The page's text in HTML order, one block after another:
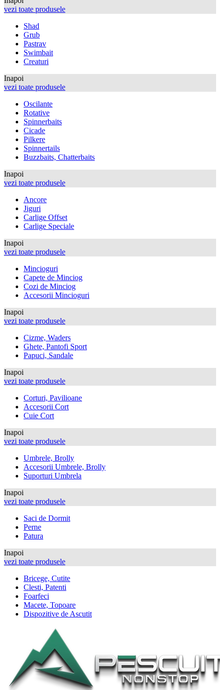
vezi toate produsele
Shad
Grub
Pastrav
Swimbait
Creaturi
Inapoi
vezi toate produsele
Oscilante
Rotative
Spinnerbaits
Cicade
Pilkere
Spinnertails
Buzzbaits, Chatterbaits
Inapoi
vezi toate produsele
Ancore
Jiguri
Carlige Offset
Carlige Speciale
Inapoi
vezi toate produsele
Mincioguri
Capete de Minciog
Cozi de Minciog
Accesorii Mincioguri
Inapoi
vezi toate produsele
Cizme, Waders
Ghete, Pantofi Sport
Papuci, Sandale
Inapoi
vezi toate produsele
Corturi, Pavilioane
Accesorii Cort
Cuie Cort
Inapoi
vezi toate produsele
Umbrele, Brolly
Accesorii Umbrele, Brolly
Suporturi Umbrela
Inapoi
vezi toate produsele
Saci de Dormit
Perne
Patura
Inapoi
vezi toate produsele
Bricege, Cutite
Clesti, Patenti
Foarfeci
Macete, Topoare
Dispozitive de Ascutit